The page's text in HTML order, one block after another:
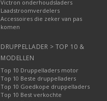
Victron onderhoudsladers
Laadstroomverdelers
Accessoires die zeker van pas
komen
DRUPPELLADER > TOP 10 &
MODELLEN
Top 10 Druppelladers motor
Top 10 Beste druppelladers
Top 10 Goedkope druppelladers
Top 10 Best verkochte